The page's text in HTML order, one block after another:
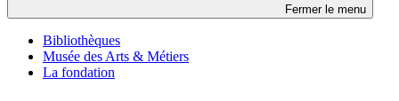
Fermer le menu
Bibliothèques
Musée des Arts & Métiers
La fondation